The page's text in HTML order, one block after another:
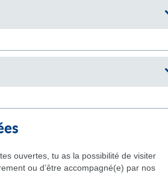
ouvertes, tu as la possibilité de visiter
ou d’être accompagné(e) par nos